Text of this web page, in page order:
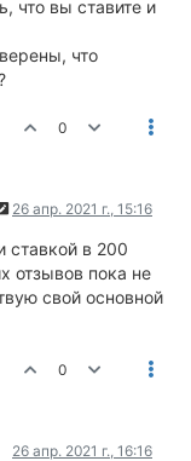
что вы ставите и
что
0
26 апр. 2021 г., 15:16
ставкой в 200
отзывов пока не
свой основной
0
26 апр. 2021 г., 16:16